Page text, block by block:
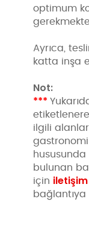
optimum
Ayrıca,
katta inşa
Not:
***
ilgili
gastronomi
hususunda
bulunan
için
bağlantıya